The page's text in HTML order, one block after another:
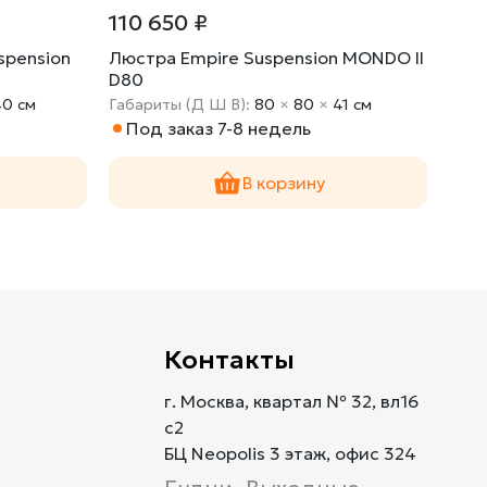
cм
110 650 ₽
Люстра Empire Suspension MONDO II
D80
Габариты (Д Ш В):80 ×80 × 41 cм
Под заказ 7-8 недель
В корзину
Контакты
г. Москва, квартал № 32, вл16
с2
БЦ Neopolis 3 этаж, офис 324